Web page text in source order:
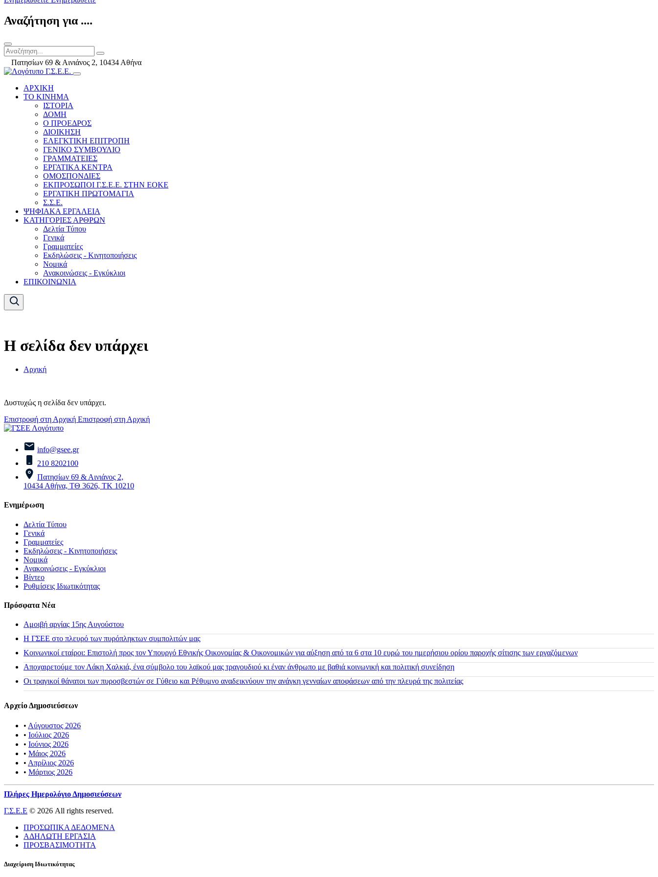
Αναζήτηση για ....
Πατησίων 69 & Αινιάνος 2, 10434 Αθήνα
ΑΡΧΙΚΗ
ΤΟ ΚΙΝΗΜΑ
ΙΣΤΟΡΙΑ
ΔΟΜΗ
Ο ΠΡΟΕΔΡΟΣ
ΔΙΟΙΚΗΣΗ
ΕΛΕΓΚΤΙΚΗ ΕΠΙΤΡΟΠΗ
ΓΕΝΙΚΟ ΣΥΜΒΟΥΛΙΟ
ΓΡΑΜΜΑΤΕΙΕΣ
ΕΡΓΑΤΙΚΑ ΚΕΝΤΡΑ
ΟΜΟΣΠΟΝΔΙΕΣ
ΕΚΠΡΟΣΩΠΟΙ Γ.Σ.Ε.Ε. ΣΤΗΝ ΕΟΚΕ
ΕΡΓΑΤΙΚΗ ΠΡΩΤΟΜΑΓΙΑ
Σ.Σ.Ε.
ΨΗΦΙΑΚΑ ΕΡΓΑΛΕΙΑ
ΚΑΤΗΓΟΡΙΕΣ ΑΡΘΡΩΝ
Δελτία Τύπου
Γενικά
Γραμματείες
Εκδηλώσεις - Κινητοποιήσεις
Νομικά
Ανακοινώσεις - Εγκύκλιοι
ΕΠΙΚΟΙΝΩΝΙΑ
Η σελίδα δεν υπάρχει
Αρχική
Δυστυχώς η σελίδα δεν υπάρχει.
Επιστροφή στη Αρχική Επιστροφή στη Αρχική
info@gsee.gr
210 8202100
Πατησίων 69 & Αινιάνος 2,
10434 Αθήνα, ΤΘ 3626, ΤΚ 10210
Ενημέρωση
Δελτία Τύπου
Γενικά
Γραμματείες
Εκδηλώσεις - Κινητοποιήσεις
Νομικά
Ανακοινώσεις - Εγκύκλιοι
Βίντεο
Ρυθμίσεις Ιδιωτικότητας
Πρόσφατα Νέα
Αμοιβή αργίας 15ης Αυγούστου
H ΓΣΕΕ στο πλευρό των πυρόπληκτων συμπολιτών μας
Κοινωνικοί εταίροι: Επιστολή προς τον Υπουργό Εθνικής Οικονομίας & Οικονομικών για αύξηση από τα 6 στα 10 ευρώ του ημερήσιου ορίου παροχής σίτισης των εργαζόμενων
Αποχαιρετούμε τον Λάκη Χαλκιά, ένα σύμβολο του λαϊκού μας τραγουδιού κι έναν άνθρωπο με βαθιά κοινωνική και πολιτική συνείδηση
Οι τραγικοί θάνατοι των πυροσβεστών σε Γύθειο και Ρέθυμνο αναδεικνύουν την ανάγκη γενναίων αποφάσεων από την πλευρά της πολιτείας
Αρχείο Δημοσιεύσεων
• Αύγουστος 2026
• Ιούλιος 2026
• Ιούνιος 2026
• Μάιος 2026
• Απρίλιος 2026
• Μάρτιος 2026
Πλήρες Ημερολόγιο Δημοσιεύσεων
Γ.Σ.Ε.Ε © 2026 All rights reserved.
ΠΡΟΣΩΠΙΚΑ ΔΕΔΟΜΕΝΑ
ΑΔΗΛΩΤΗ ΕΡΓΑΣΙΑ
ΠΡΟΣΒΑΣΙΜΟΤΗΤΑ
Διαχείριση Ιδιωτικότητας